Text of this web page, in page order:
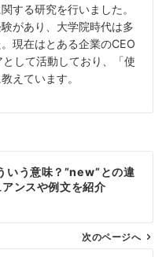
する研究を行いました。
があり、大学院時代は多
現在はとある企業のCEO
して活動しており、「使
えています。
う意味？”new”との違
ンスや例文を紹介
次のページへ